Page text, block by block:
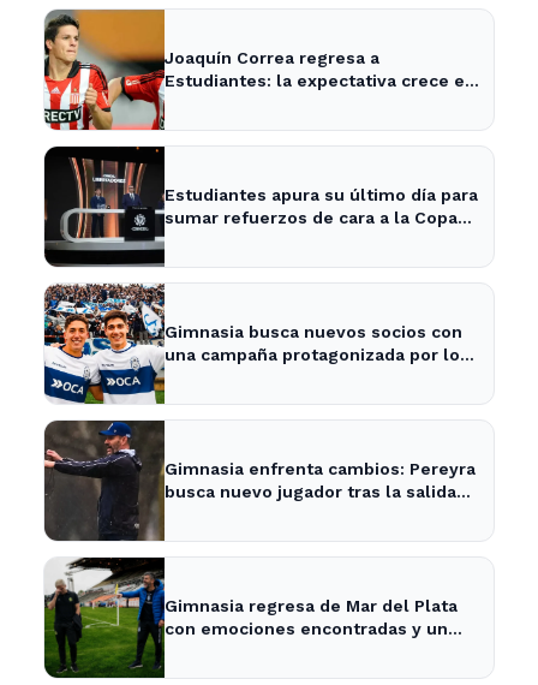
Joaquín Correa regresa a
Estudiantes: la expectativa crece en
Estudiantes apura su último día para
sumar refuerzos de cara a la Copa
Gimnasia busca nuevos socios con
una campaña protagonizada por los
Gimnasia enfrenta cambios: Pereyra
busca nuevo jugador tras la salida
Gimnasia regresa de Mar del Plata
con emociones encontradas y un